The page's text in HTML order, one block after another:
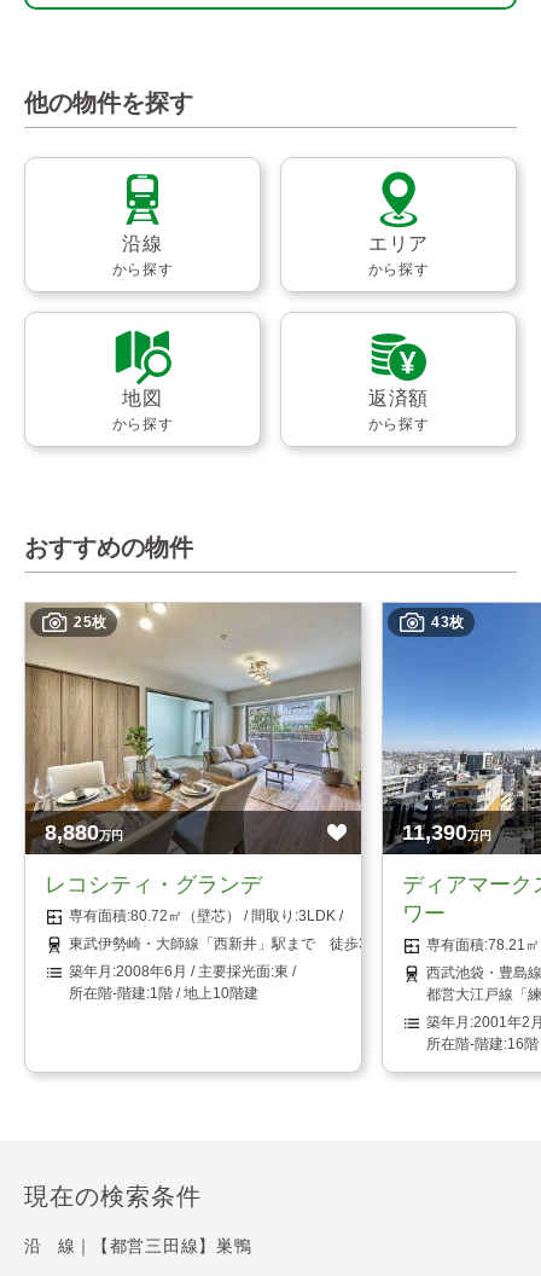
他の物件を探す
沿線
から探す
エリア
から探す
地図
から探す
返済額
から探す
おすすめの物件
25枚
8,880万円
レコシティ・グランデ
80.72㎡（壁芯）
3LDK
東武伊勢崎・大師線「西新井」駅まで 徒歩3分
2008年6月
東
1階 / 地上10階建
43枚
11,390万円
ディアマーク
ワー
78.21
西武池袋・豊島
都営大江戸線「
2001年2
16
現在の検索条件
沿 線｜ 【都営三田線】巣鴨